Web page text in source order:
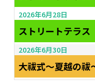
2026年6月28日
ストリートテラス
2026年6月30日
大祓式～夏越の祓